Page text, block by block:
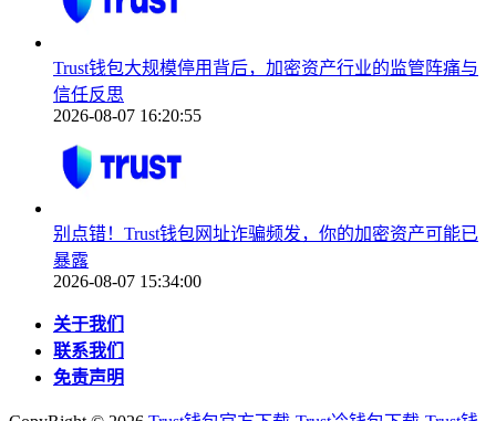
Trust钱包大规模停用背后，加密资产行业的监管阵痛与
信任反思
2026-08-07 16:20:55
别点错！Trust钱包网址诈骗频发，你的加密资产可能已
暴露
2026-08-07 15:34:00
关于我们
联系我们
免责声明